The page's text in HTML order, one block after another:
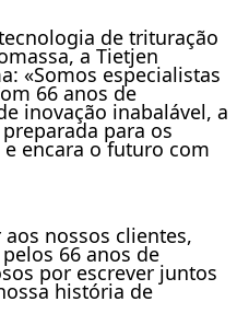
de trituração
a Tietjen
«Somos especialistas
66 anos de
inovação inabalável, a
para os
encara o futuro com
nossos clientes,
66 anos de
por escrever juntos
história de